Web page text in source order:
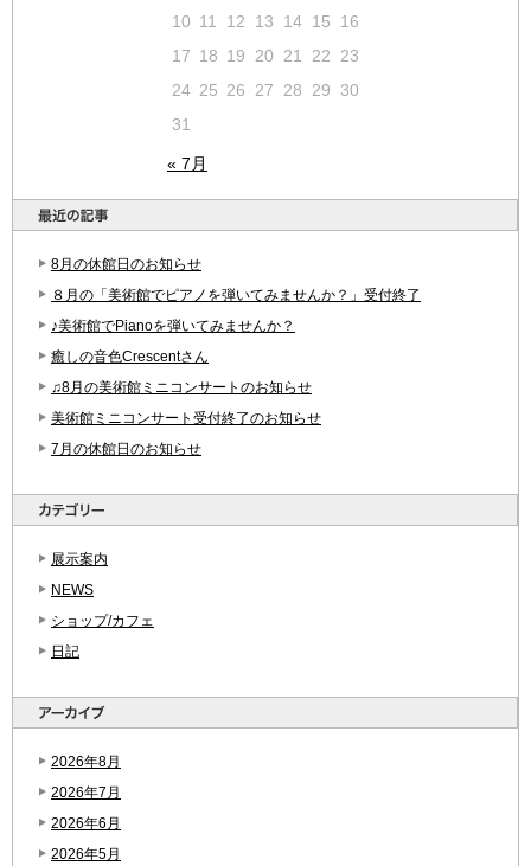
« 7月
10 11 12 13 14 15
16
17 18 19 20 21 22
23
24 25 26 27 28 29
30
31
8月の休館日のお知らせ
８月の「美術館でピアノを弾いてみませんか？」受付終了
♪美術館でPianoを弾いてみませんか？
癒しの音色Crescentさん
♫8月の美術館ミニコンサートのお知らせ
美術館ミニコンサート受付終了のお知らせ
7月の休館日のお知らせ
展示案内
NEWS
ショップ/カフェ
日記
2026年8月
2026年7月
2026年6月
2026年5月